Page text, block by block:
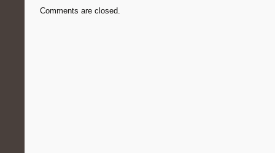
Comments are closed.